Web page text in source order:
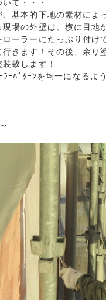
て・・・
基本的下地の素材によ
場の外壁は、横に目地
ーラーにたっぷり付け
きます！その後、余り
致します！
ｰﾊﾟﾀｰﾝを均一になるよ